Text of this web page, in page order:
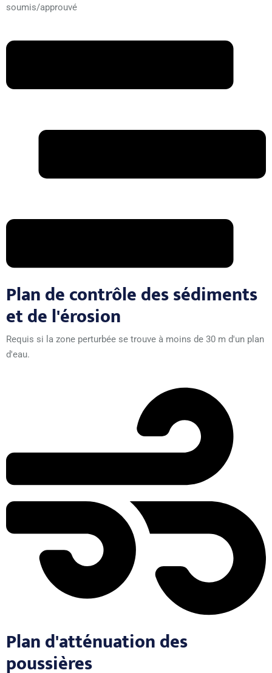
soumis/approuvé
Plan de contrôle des sédiments
et de l'érosion
Requis si la zone perturbée se trouve à moins de 30 m d'un plan
d'eau.
Plan d'atténuation des
poussières